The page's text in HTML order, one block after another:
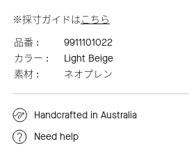
※採寸ガイドはこちら
品番 :
9911101022
カラー :
Light Beige
素材 :
ネオプレン
Handcrafted in Australia
Need help